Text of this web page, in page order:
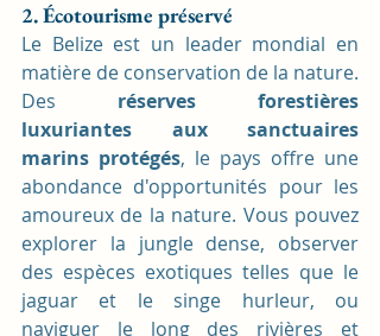
2. Écotourisme préservé
Le Belize est un leader mondial en
matière de conservation de la nature.
Des réserves forestières
luxuriantes aux sanctuaires
marins protégés, le pays offre une
abondance d'opportunités pour les
amoureux de la nature. Vous pouvez
explorer la jungle dense, observer
des espèces exotiques telles que le
jaguar et le singe hurleur, ou
naviguer le long des rivières et